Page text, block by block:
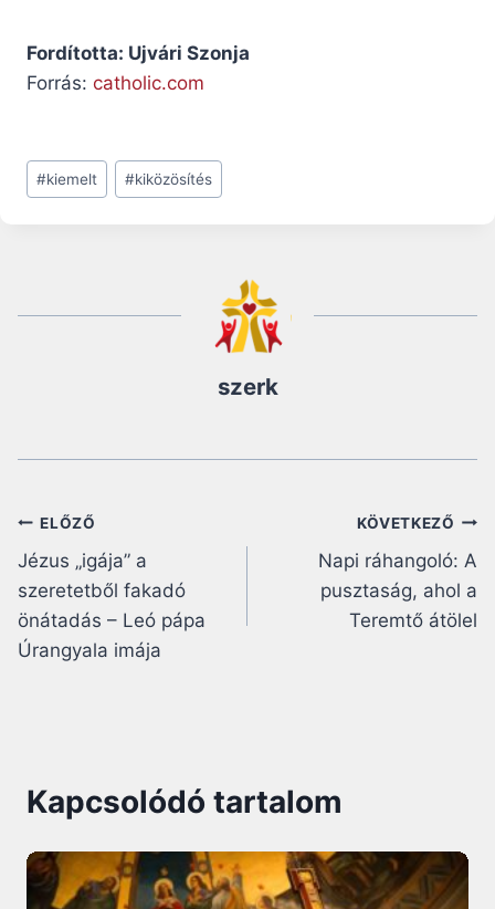
Fordította: Ujvári Szonja
Forrás: catholic.com
Post
Tags:
#kiemelt #kiközösítés
szerk
Bejegyzés
navigáció
ELŐZŐ
Jézus „igája” a
szeretetből fakadó
önátadás – Leó pápa
Úrangyala imája
KÖVETKEZŐ
Napi ráhangoló: A
pusztaság, ahol a
Teremtő átölel
Kapcsolódó tartalom